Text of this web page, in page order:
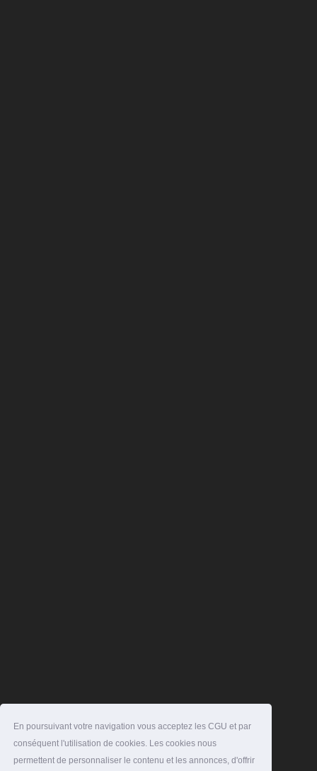
En poursuivant votre navigation vous acceptez les CGU et par
conséquent l'utilisation de cookies. Les cookies nous
permettent de personnaliser le contenu et les annonces, d'offrir